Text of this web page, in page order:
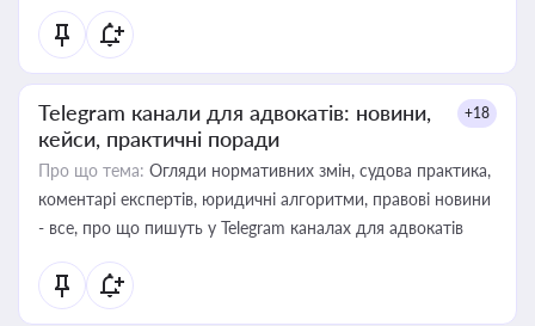
Telegram канали для адвокатів: новини,
кейси, практичні поради
+18
Про що тема: Огляди нормативних змін, судова практика,
коментарі експертів, юридичні алгоритми, правові новини
- все, про що пишуть у Telegram каналах для адвокатів